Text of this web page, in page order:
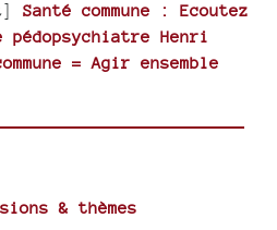
Santé commune : Ecoutez
Henri
= Agir ensemble
& thèmes